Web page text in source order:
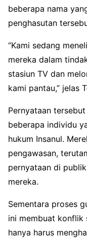
beberapa nama
penghasutan
“Kami sedang
mereka dalam
stasiun TV dan
kami pantau,” jelas
Pernyataan
beberapa individu
hukum Insanul.
pengawasan,
pernyataan di
mereka.
Sementara proses
ini membuat konflik
hanya harus